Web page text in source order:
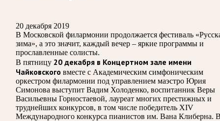
20 декабря 2019
В Московской филармонии продолжается фестиваль
зима», а это значит, каждый вечер – яркие программы и
прославленные солисты.
В пятницу 20 декабря в Концертном зале имени
Чайковского вместе с Академическим симфоническим
оркестром филармонии под управлением маэстро Юрия
Симонова выступит Вадим Холоденко, воспитанник Веры
Васильевны Горностаевой, лауреат многих престижных и
труднейших конкурсов, в том числе победитель XIV
Международного конкурса пианистов им. Вана Клиберна.